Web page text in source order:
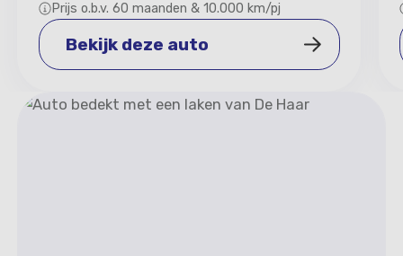
Prijs o.b.v. 60 maanden & 10.000 km/pj
Bekijk deze auto
Bekijk deze auto